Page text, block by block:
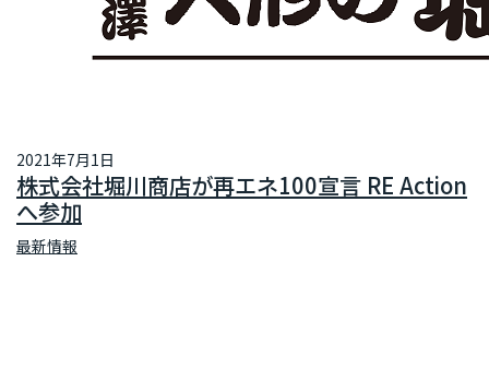
2021年7月1日
株式会社堀川商店が再エネ100宣言 RE Action
へ参加
最新情報